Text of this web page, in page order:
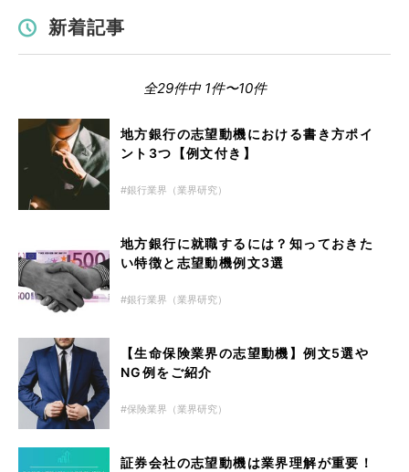
新着記事
全29件中 1件〜10件
地方銀行の志望動機における書き方ポイ
ント3つ【例文付き】
銀行業界（業界研究）
地方銀行に就職するには？知っておきた
い特徴と志望動機例文3選
銀行業界（業界研究）
【生命保険業界の志望動機】例文5選や
NG例をご紹介
保険業界（業界研究）
証券会社の志望動機は業界理解が重要！